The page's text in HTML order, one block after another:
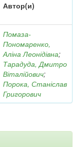
Автор(и)
Помаза-
Пономаренко,
Аліна Леонідівна;
Тарадуда, Дмитро
Віталійович;
Порока, Станіслав
Григорович